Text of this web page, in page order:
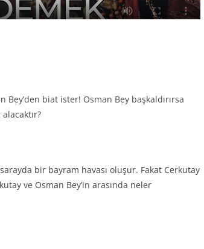
Bey’den biat ister! Osman Bey başkaldırırsa
bir bayram havası oluşur. Fakat Cerkutay
ve Osman Bey’in arasında neler